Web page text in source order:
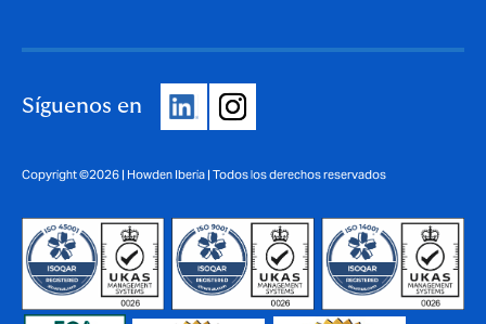
Síguenos en
Copyright ©2026 | Howden Iberia | Todos los derechos reservados